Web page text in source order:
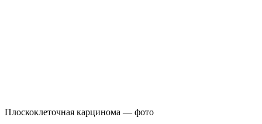
Плоскоклеточная карцинома — фото